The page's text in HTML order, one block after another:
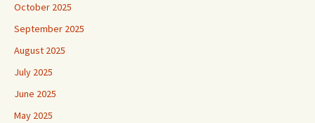
October 2025
September 2025
August 2025
July 2025
June 2025
May 2025